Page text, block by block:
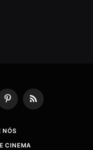
PinterestRSS
NÓS
CINEMA